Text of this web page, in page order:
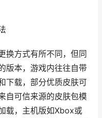
换方式有所不同，但同
版本，游戏内往往自带
下载，部分优质皮肤可
自可信来源的皮肤包模
载，主机版如Xbox或